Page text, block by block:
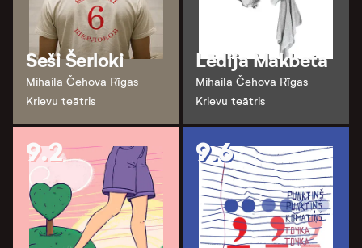
Seši Šerloki
Mihaila Čehova Rīgas
Krievu teātris
Lēdija Makbeta
Mihaila Čehova Rīgas
Krievu teātris
9.2 9.6